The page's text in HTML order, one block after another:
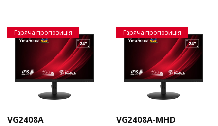
Гаряча пропозиція
VG2408A
Гаряча пропозиція
VG2408A-MHD